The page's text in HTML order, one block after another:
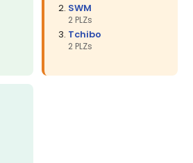
SWM
2 PLZs
Tchibo
2 PLZs